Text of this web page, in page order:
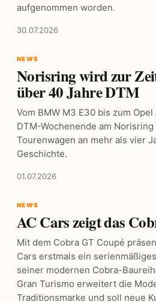
aufgenommen worden.
30.07.2026
NEWS
Norisring wird zur
über 40 Jahre DTM
Vom BMW M3 E30 bis zum
DTM-Wochenende am
Tourenwagen an mehr als vier
Geschichte.
01.07.2026
NEWS
AC Cars zeigt das
Mit dem Cobra GT Coupé
Cars erstmals ein
seiner modernen Cobra-
Gran Turismo erweitert die
Traditionsmarke und soll neue